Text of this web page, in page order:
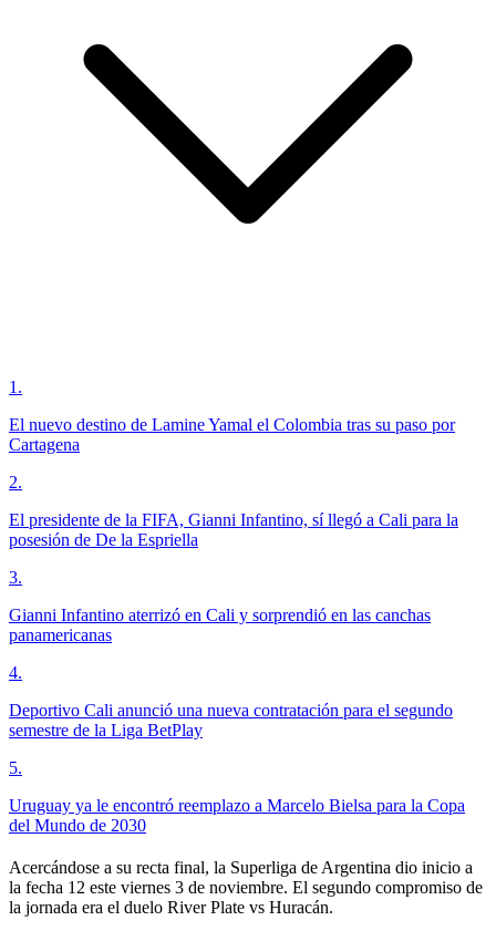
1 .
El nuevo destino de Lamine Yamal el Colombia tras su paso por
Cartagena
2.
El presidente de la FIFA, Gianni Infantino, sí llegó a Cali para la
posesión de De la Espriella
3.
Gianni Infantino aterrizó en Cali y sorprendió en las canchas
panamericanas
4.
Deportivo Cali anunció una nueva contratación para el segundo
semestre de la Liga BetPlay
5.
Uruguay ya le encontró reemplazo a Marcelo Bielsa para la Copa
del Mundo de 2030
Acercándose a su recta final, la Superliga de Argentina dio inicio a
la fecha 12 este viernes 3 de noviembre. El segundo compromiso de
la jornada era el duelo River Plate vs Huracán.